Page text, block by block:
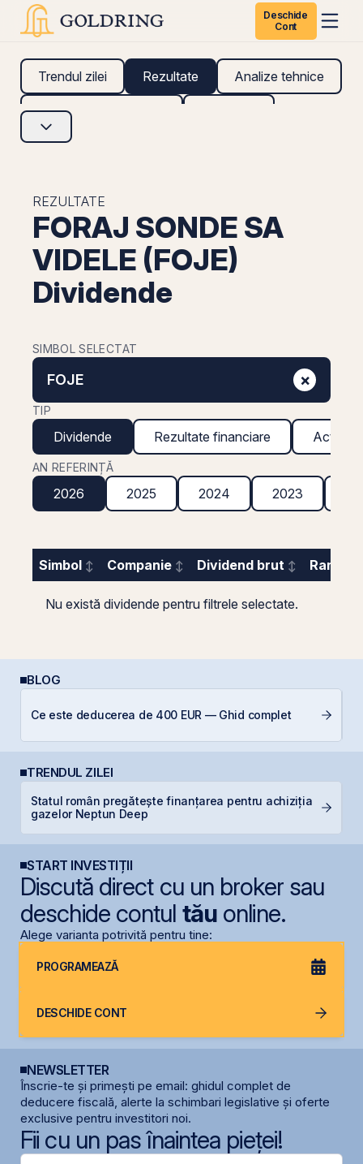
Deschide
Cont
Trendul zilei Rezultate Analize tehnice
Analize fundamentale
REZULTATE
FORAJ SONDE SA
VIDELE (FOJE)
Dividende
SIMBOL SELECTAT
FOJE ×
TIP
Dividende Rezultate financiare Acțiuni
AN REFERINȚĂ
2026 2025 2024 2023
Simbol Companie Dividend brut
Nu există dividende pentru filtrele selectate.
BLOG
Ce este deducerea de 400 EUR — Ghid complet
TRENDUL ZILEI
Statul român pregătește finanțarea pentru achiziția
gazelor Neptun Deep
START INVESTIȚII
Discută direct cu un broker sau
deschide contul tăuonline.
Alege varianta potrivită pentru tine:
PROGRAMEAZĂ
DESCHIDE CONT
NEWSLETTER
Înscrie-te și primești pe email: ghidul complet de
deducere fiscală, alerte la schimbari legislative și oferte
exclusive pentru investitori noi.
Fii cu un pas înaintea pieței!